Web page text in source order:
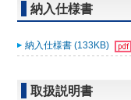
納入仕様書
納入仕様書 (133KB)
取扱説明書